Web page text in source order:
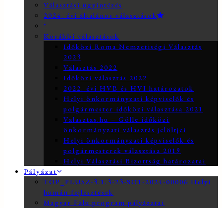
Választási ügyintézés
2024. évi általános választások
*
Korábbi választások
Időközi Roma Nemzetiségi Választás
2023
Választás 2022
Időközi választás 2022
2022. évi HVB és HVI határozatok
Helyi önkormányzati képviselők és
polgármester időközi választása 2021
Valasztas.hu – Gölle időközi
önkormányzati választás jelöltjei
Helyi önkormányzati képviselők és
polgármesterek választása 2019
Helyi Választási Bizottság határozatai
Pályázat
TOP_PLUSZ-3.1.3-23-SO1-2024-00006 Helyi
humán fejlesztések
Magyar Falu program pályázatai